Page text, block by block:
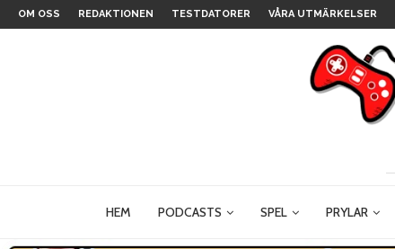
OM OSS REDAKTIONEN TESTDATORER VÅRA UTMÄRKELSER
HEM PODCASTS SPEL PRYLAR